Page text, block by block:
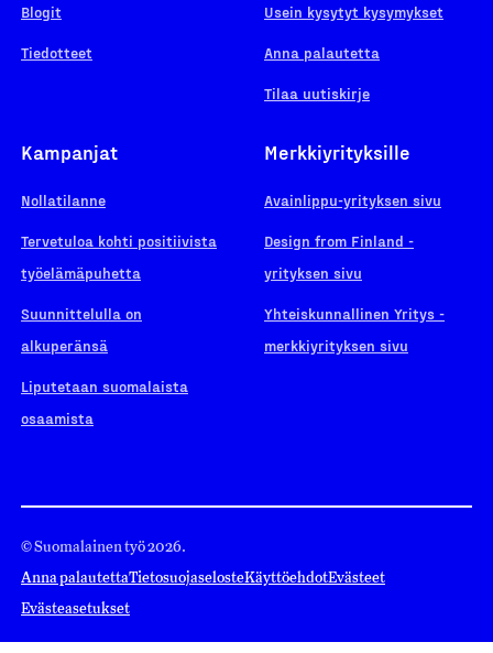
Blogit
Tiedotteet
Usein kysytyt kysymykset
Anna palautetta
Tilaa uutiskirje
Kampanjat
Nollatilanne
Tervetuloa kohti positiivista
työelämäpuhetta
Suunnittelulla on
alkuperänsä
Liputetaan suomalaista
osaamista
Merkkiyrityksille
Avainlippu-yrityksen sivu
Design from Finland -
yrityksen sivu
Yhteiskunnallinen Yritys -
merkkiyrityksen sivu
© Suomalainen työ 2026.
Anna palautettaTietosuojaselosteKäyttöehdotEvästeet
Evästeasetukset